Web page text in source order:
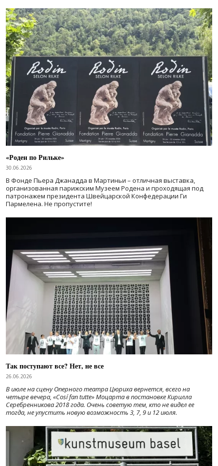
«Роден по Рильке»
30.06.2026
В Фонде Пьера Джанадда в Мартиньи – отличная выставка,
организованная парижским Музеем Родена и проходящая под
патронажем президента Швейцарской Конфедерации Ги
Пармелена. Не пропустите!
Так поступают все? Нет, не все
26.06.2026
В июле на сцену Оперного театра Цюриха вернется, всего на
четыре вечера, «Cosí fan tutte» Моцарта в постановке Кирилла
Серебренникова 2018 года. Очень советую тем, кто не видел ее
тогда, не упустить новую возможность 3, 7, 9 и 12 июля.